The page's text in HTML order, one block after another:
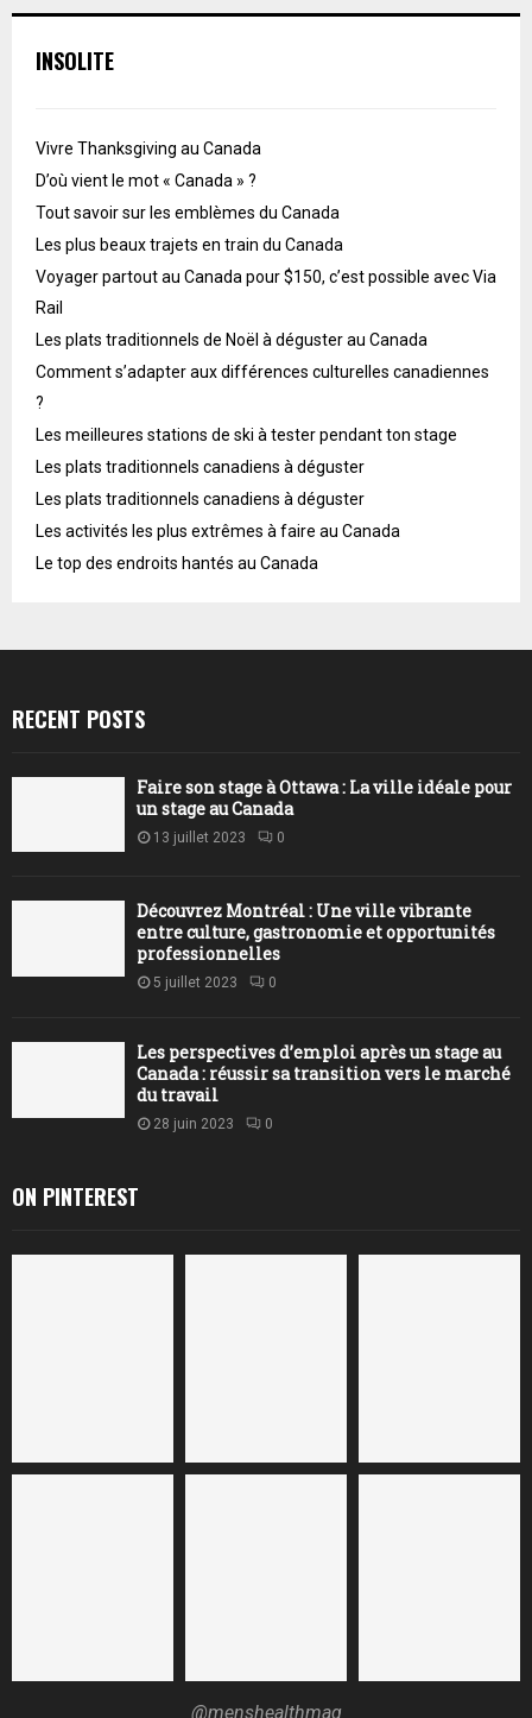
INSOLITE
Vivre Thanksgiving au Canada
D’où vient le mot « Canada » ?
Tout savoir sur les emblèmes du Canada
Les plus beaux trajets en train du Canada
Voyager partout au Canada pour $150, c’est possible avec Via
Rail
Les plats traditionnels de Noël à déguster au Canada
Comment s’adapter aux différences culturelles canadiennes
?
Les meilleures stations de ski à tester pendant ton stage
Les plats traditionnels canadiens à déguster
Les plats traditionnels canadiens à déguster
Les activités les plus extrêmes à faire au Canada
Le top des endroits hantés au Canada
RECENT POSTS
Faire son stage à Ottawa : La ville idéale pour
un stage au Canada
13 juillet 2023 0
Découvrez Montréal : Une ville vibrante
entre culture, gastronomie et opportunités
professionnelles
5 juillet 2023 0
Les perspectives d’emploi après un stage au
Canada : réussir sa transition vers le marché
du travail
28 juin 2023 0
ON PINTEREST
@menshealthmag